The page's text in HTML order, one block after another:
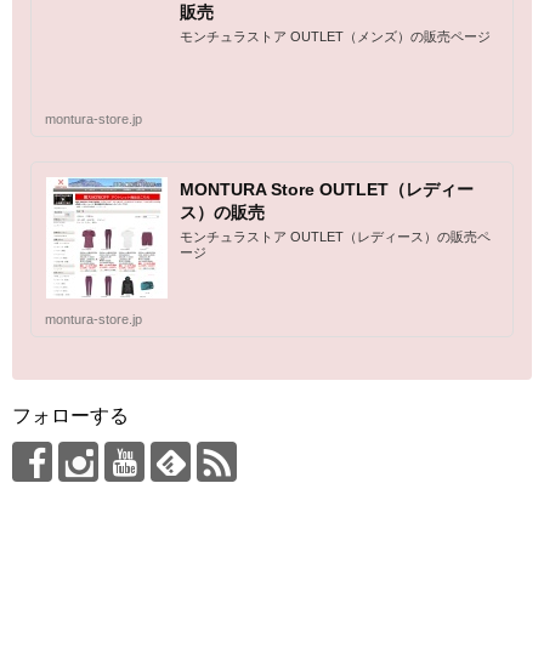
販売
モンチュラストア OUTLET（メンズ）の販売ページ
montura-store.jp
MONTURA Store OUTLET（レディー
ス）の販売
モンチュラストア OUTLET（レディース）の販売ペ
ージ
montura-store.jp
フォローする